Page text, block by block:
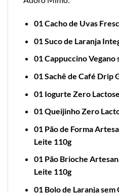
01 Cacho de Uvas
01 Suco de Laranja
01 Cappuccino Vegano
01 Sachê de Café Drip
01 Iogurte Zero
01 Queijinho Zero
01 Pão de Forma
Leite 110g
01 Pão Brioche
Leite 110g
01 Bolo de Laranja sem